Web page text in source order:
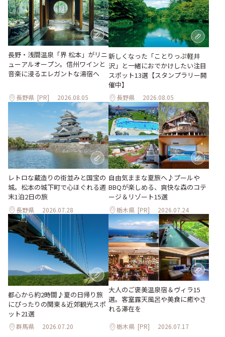
長野・浅間温泉「界 松本」がリニ
ューアルオープン。信州ワインと
音楽に浸るエレガントな湯宿へ
長野県 [PR] 2026.08.05
新しくなった「ことりっぷ軽井
沢」と一緒におでかけしたい注目
スポット13選【スタンプラリー開
催中】
長野県 2026.08.05
レトロな蔵造りの街並みと国宝の
城。松本の城下町で心ほぐれる週
末1泊2日の旅
長野県 2026.07.28
自由気ままな夏旅へ♪プールや
BBQが楽しめる、爽快な森のコテ
ージ＆リゾート15選
栃木県 [PR] 2026.07.24
都心から約2時間♪夏の日帰り旅
にぴったりの関東＆近郊観光スポ
ット21選
群馬県 2026.07.20
大人のご褒美温泉宿＆ヴィラ15
選。客室露天風呂や美食に癒やさ
れる滞在を
栃木県 [PR] 2026.07.17